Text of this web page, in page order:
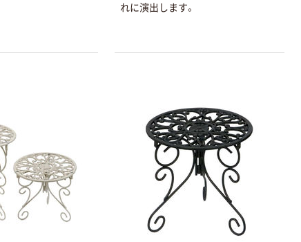
れに演出します。
本気プライス
アスクル フラッ
トファイル エコ
ノミータイプ
A4タテ(コクヨ
製造）
￥115~